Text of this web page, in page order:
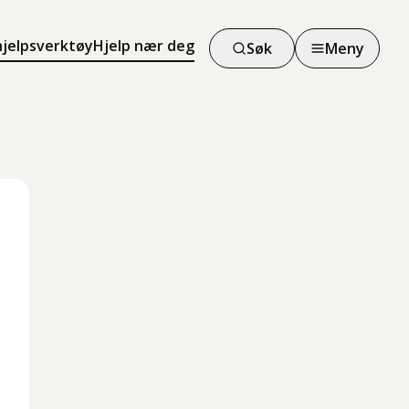
Hjelp nær deg Søk Meny